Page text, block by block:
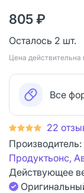
805 ₽
Осталось 2 шт.
Цена
Все
22
Производитель:
Продуктьонс,
Действующее